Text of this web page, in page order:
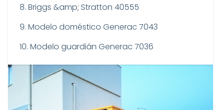
8. Briggs &amp; Stratton 40555
9. Modelo doméstico Generac 7043
10. Modelo guardián Generac 7036